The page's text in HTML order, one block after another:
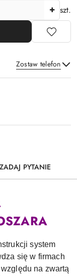
szt.
Zostaw telefon
ZADAJ PYTANIE
system
się w firmach
na zwartą